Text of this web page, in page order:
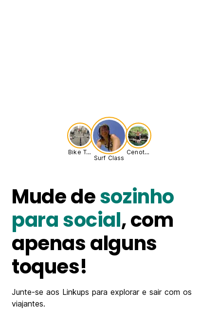
Bike Tour
Surf Class
Cenote Adventure
Mude desozinho
para social, com
apenas alguns
toques!
Junte-se aos Linkups para explorar e sair com os
viajantes.